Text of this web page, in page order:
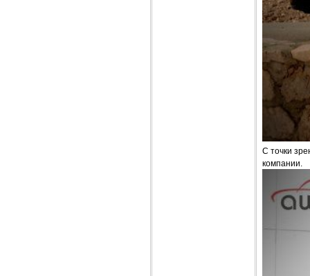
С точки
компании.